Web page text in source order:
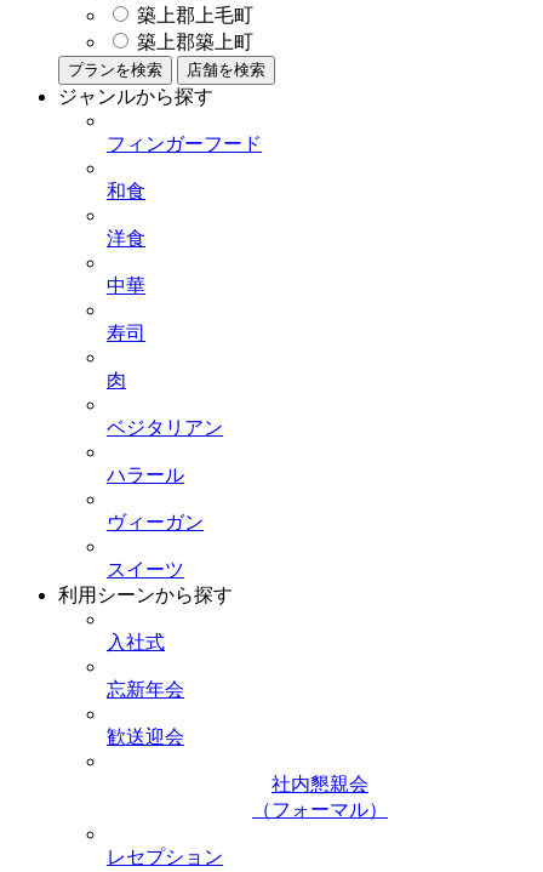
築上郡上毛町
築上郡築上町
プランを検索 店舗を検索
ジャンルから探す
フィンガーフード
和食
洋食
中華
寿司
肉
ベジタリアン
ハラール
ヴィーガン
スイーツ
利用シーンから探す
入社式
忘新年会
歓送迎会
社内懇親会
（フォーマル）
レセプション